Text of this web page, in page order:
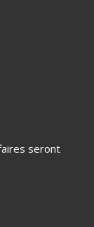
seront